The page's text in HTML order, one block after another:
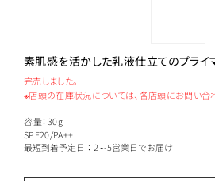
素肌感を活かした乳液仕立てのプライ
完売しました。
※店頭の在庫状況については、各店頭にお問い合
容量：30g
SPF20/PA++
最短到着予定日：2～5営業日でお届け